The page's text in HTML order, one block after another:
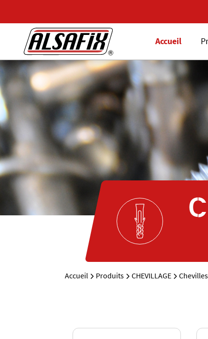
Accueil
Accueil Produits CHEVILLAGE